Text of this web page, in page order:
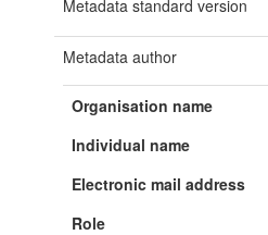
Metadata standard version
Metadata author
Organisation name
Individual name
Electronic mail address
Role